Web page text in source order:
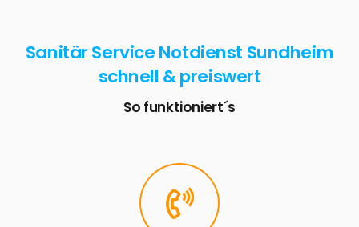
Sanitär Service Notdienst Sundheim
schnell & preiswert
So funktioniert´s